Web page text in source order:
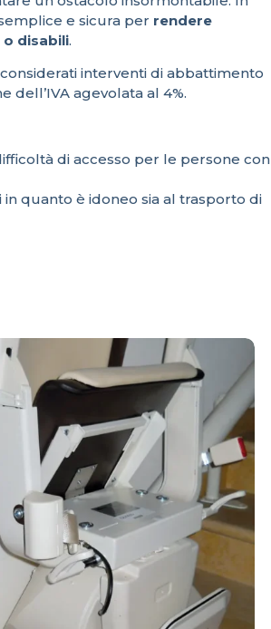
e sicura per rendere
disabili.
interventi di abbattimento
agevolata al 4%.
di accesso per le persone con
quanto è idoneo sia al trasporto di